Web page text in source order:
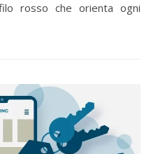
rosso che orienta ogni